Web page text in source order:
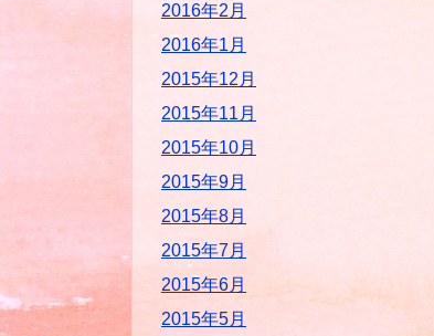
2016年2月
2016年1月
2015年12月
2015年11月
2015年10月
2015年9月
2015年8月
2015年7月
2015年6月
2015年5月